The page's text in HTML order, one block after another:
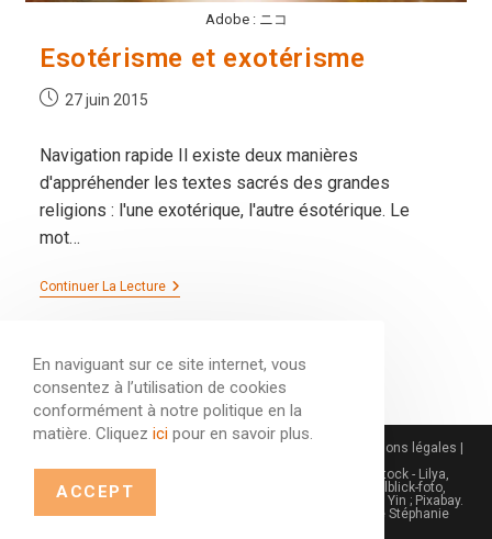
Adobe : ニコ
Esotérisme et exotérisme
Publication
27 juin 2015
Navigation rapide Il existe deux manières
d'appréhender les textes sacrés des grandes
religions : l'une exotérique, l'autre ésotérique. Le
mot…
Continuer La LectureEsotérisme
© Tous droits réservés | Frédéric Burri | 2023 - 2026 | Mentions légales |
Crédit images : Frédéric Burri ; 123rf - 1971yes ; Adobe Stock - Lilya,
Galyna Andrushko, Ivan Kmit, Sondem, CRimages, detailblick-foto,
vectorfusionart, quickshooting, Elena Schweitzer, tomertu, Yin ; Pixabay.
Les dessins en noir et blanc ont été réalisés par l'artiste Stéphanie
En naviguant sur ce site internet, vous
consentez à l’utilisation de cookies
conformément à notre politique en la
matière. Cliquez ici pour en savoir plus.
ACCEPT